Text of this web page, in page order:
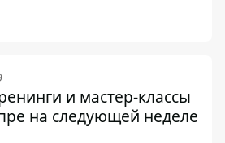
и мастер-классы
на следующей неделе